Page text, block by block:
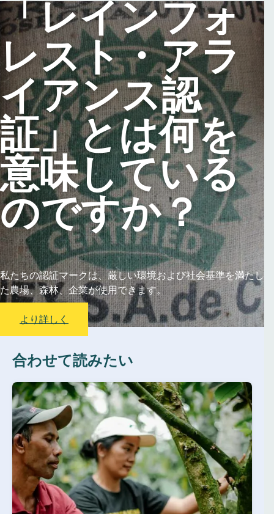
「レインフォ
レスト・アラ
イアンス認
証」とは何を
意味している
のですか？
私たちの認証マークは、厳しい環境および社会基準を満たし
た農場、森林、企業が使用できます。
より詳しく
合わせて読みたい